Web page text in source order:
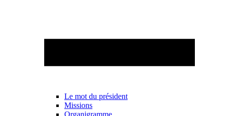
Le mot du président
Missions
Organigramme